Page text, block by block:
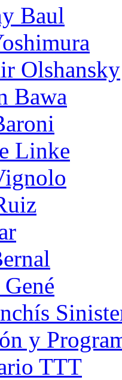
Baul
Olshansky
Bawa
Linke
y
TTT